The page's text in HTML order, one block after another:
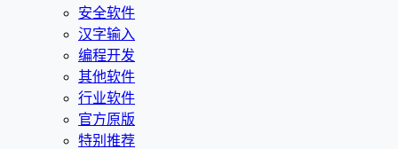
安全软件
汉字输入
编程开发
其他软件
行业软件
官方原版
特别推荐